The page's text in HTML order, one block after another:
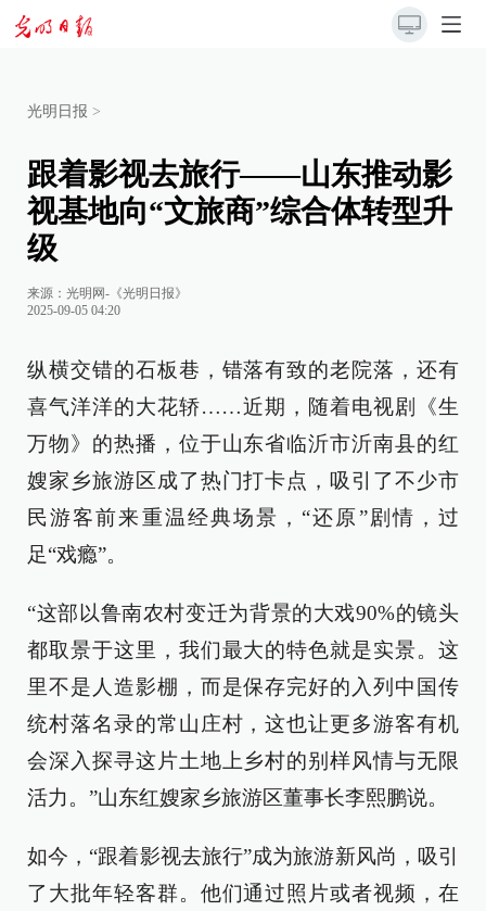
光明日报 >
跟着影视去旅行——山东推动影
视基地向“文旅商”综合体转型升
级
来源： 光明网-《光明日报》
2025-09-05 04:20
纵横交错的石板巷，错落有致的老院落，还有
喜气洋洋的大花轿……近期，随着电视剧《生
万物》的热播，位于山东省临沂市沂南县的红
嫂家乡旅游区成了热门打卡点，吸引了不少市
民游客前来重温经典场景，“还原”剧情，过
足“戏瘾”。
“这部以鲁南农村变迁为背景的大戏90%的镜头
都取景于这里，我们最大的特色就是实景。这
里不是人造影棚，而是保存完好的入列中国传
统村落名录的常山庄村，这也让更多游客有机
会深入探寻这片土地上乡村的别样风情与无限
活力。”山东红嫂家乡旅游区董事长李熙鹏说。
如今，“跟着影视去旅行”成为旅游新风尚，吸引
了大批年轻客群。他们通过照片或者视频，在